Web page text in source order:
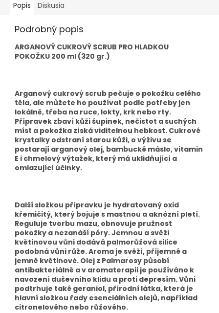
Popis Diskusia
Podrobný popis
ARGANOVÝ CUKROVÝ SCRUB PRO HLADKOU
POKOŽKU 200 ml (320 gr.)
Arganový cukrový scrub pečuje o pokožku celého
těla, ale můžete ho používat podle potřeby jen
lokálně, třeba na ruce, lokty, krk nebo rty.
Přípravek zbaví kůži šupinek, nečistot a suchých
míst a pokožka získá viditelnou hebkost. Cukrové
krystalky odstraní starou kůži, o výživu se
postarají arganový olej, bambucké máslo, vitamin
E i chmelový výtažek, který má uklidňující a
omlazující účinky.
Další složkou přípravku je hydratovaný oxid
křemičitý, který bojuje s mastnou a aknózní pletí.
Reguluje tvorbu mazu, obnovuje pružnost
pokožky a nezanáší póry. Jemnou a svěží
květinovou vůni dodává palmorůžová silice
podobná vůni růže. Aroma je svěží, příjemné a
jemně květinové. Olej z Palmarosy působí
antibakteriálně a v aromaterapii je používáno k
navození duševního klidu a proti depresím. Vůni
podtrhuje také geraniol, přírodní látka, která je
hlavní složkou řady esenciálních olejů, například
citronelového nebo růžového.